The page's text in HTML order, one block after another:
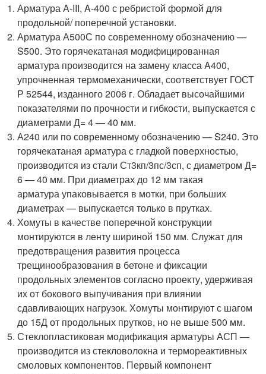
Арматура A-III, A-400 с ребристой формой для
продольной/ поперечной установки.
Арматура А500С по современному обозначению —
S500. Это горячекатаная модифицированная
арматура производится на замену класса A400,
упрочненная термомеханически, соответствует ГОСТ
Р 52544, изданного 2006 г. Обладает высочайшими
показателями по прочности и гибкости, выпускается с
диаметрами Д= 4 — 40 мм.
А240 или по современному обозначению — S240. Это
горячекатаная арматура с гладкой поверхностью,
производится из стали Ст3кп/3пс/3сп, с диаметром Д=
6 — 40 мм. При диаметрах до 12 мм такая
арматура упаковывается в мотки, при больших
диаметрах — выпускается только в прутках.
Хомуты в качестве поперечной конструкции
монтируются в ленту шириной 150 мм. Служат для
предотвращения развития процесса
трещинообразования в бетоне и фиксации
продольных элементов согласно проекту, удерживая
их от бокового выпучивания при влиянии
сдавливающих нагрузок. Хомуты монтируют с шагом
до 15Д от продольных прутков, но не выше 500 мм.
Стеклопластиковая модификация арматуры АСП —
производится из стекловолокна и термореактивных
смоловых компонентов. Первый компонент